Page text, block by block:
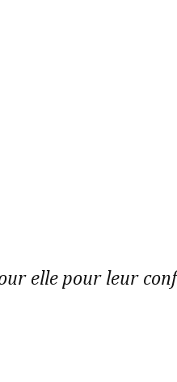
elle pour leur